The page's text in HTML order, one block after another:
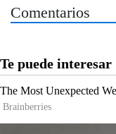
Comentarios